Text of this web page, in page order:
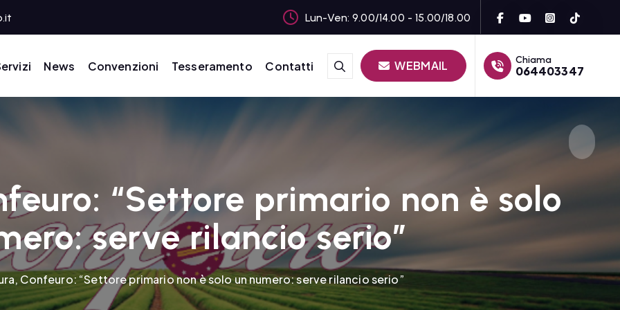
Lun-Ven: 9.00/14.00 - 15.00/18.00
News Convenzioni Tesseramento Contatti WEBMAIL Chiama
064403347
“Settore primario non è solo
serve rilancio serio”
Confeuro: “Settore primario non è solo un numero: serve rilancio serio”